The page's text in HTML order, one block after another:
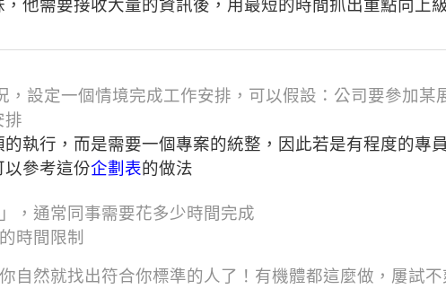
，設定一個情境完成工作安排，可以假設：公司要參加
排
執行，而是需要一個專案的統整，因此若是有程度的專
參考這份企劃表的做法
，通常同事需要花多少時間完成
時間限制
自然就找出符合你標準的人了！有機體都這麼做，屢試